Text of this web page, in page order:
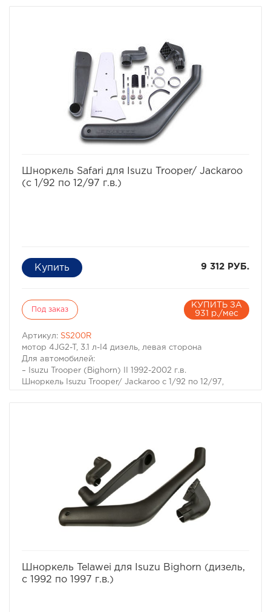
того не известно какие ямы могут быть даже в самом
невинном броде. В большинстве случаев попадание
воды в цилиндры работающего двигателя - фатально.
Вода, как известно, в отличие от воздуха несжимаема,
соответственно гнутся шатуны, "поднимаются"
головки моторов, ломаются коленвалы.
Шноркель Safari для Isuzu Trooper/ Jackaroo
(с 1/92 по 12/97 г.в.)
9 312 РУБ.
Под заказ
КУПИТЬ ЗА
931 р./мес
Артикул: SS200R
мотор 4JG2-T, 3.1 л-I4 дизель, левая сторона
Для автомобилей:
– Isuzu Trooper (Bighorn) II 1992-2002 г.в.
Шноркель Isuzu Trooper/ Jackaroo с 1/92 по 12/97,
Шноркель Telawei для Isuzu Bighorn (дизель,
с 1992 по 1997 г.в.)